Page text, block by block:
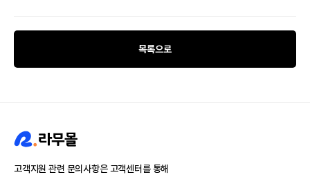
목록으로
고객지원 관련 문의사항은 고객센터를 통해